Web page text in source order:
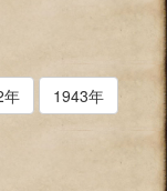
年
1943年